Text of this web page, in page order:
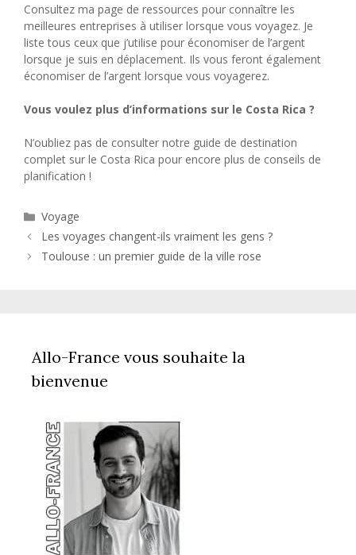
Consultez ma page de ressources pour connaître les
meilleures entreprises à utiliser lorsque vous voyagez. Je
liste tous ceux que j’utilise pour économiser de l’argent
lorsque je suis en déplacement. Ils vous feront également
économiser de l’argent lorsque vous voyagerez.
Vous voulez plus d’informations sur le Costa Rica ?
N’oubliez pas de consulter notre guide de destination
complet sur le Costa Rica pour encore plus de conseils de
planification !
Catégories
Voyage
Les voyages changent-ils vraiment les gens ?
Toulouse : un premier guide de la ville rose
Allo-France vous souhaite la
bienvenue